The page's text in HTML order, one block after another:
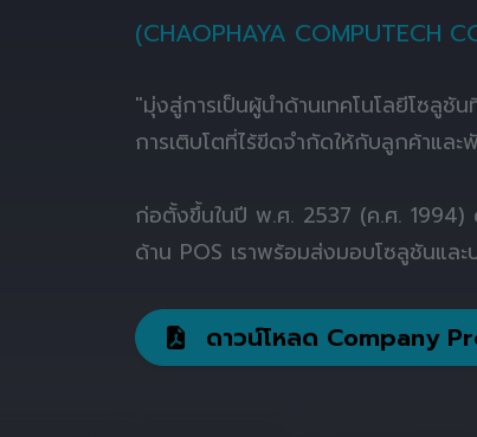
(CHAOPHAYA COMPUTECH
"มุ่งสู่การเป็นผู้นำด้านเทคโนโลยีโซลูชั
การเติบโตที่ไร้ขีดจำกัดให้กับลูกค้าและ
ก่อตั้งขึ้นในปี พ.ศ. 2537 (ค.ศ. 1994)
ด้าน POS เราพร้อมส่งมอบโซลูชันแล
ดาวน์โหลด Company